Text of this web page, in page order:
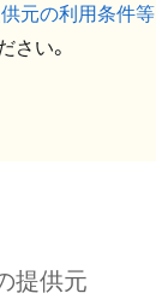
元の利用条件等
さい。
提供元